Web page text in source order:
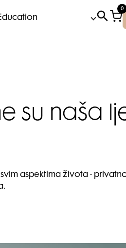
0
su naša
aspektima života -